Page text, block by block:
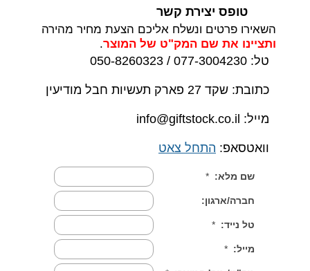
טופס יצירת קשר
טל: 077-3004230 / 050-8260323
כתובת: שקד 27 פארק תעשיות חבל מודיעין
מייל: info@giftstock.co.il
וואטסאפ: התחל צאט
השאירו פרטים ונשלח אליכם הצעת מחיר מהירה
ותציינו את שם המק"ט של המוצר.